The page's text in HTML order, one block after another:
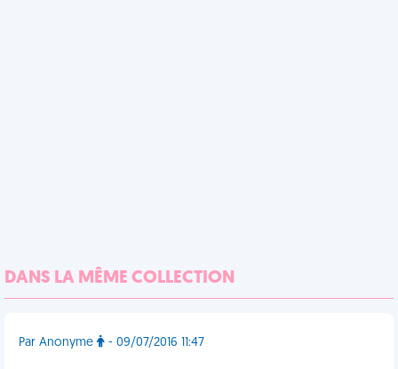
DANS LA MÊME COLLECTION
Par Anonyme - 09/07/2016 11:47